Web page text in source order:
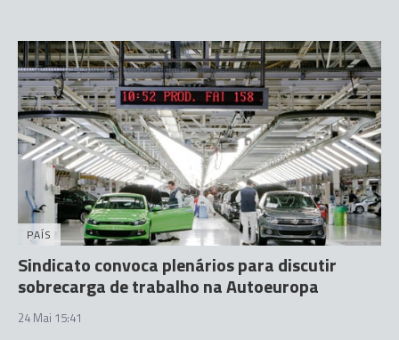
PAÍS
Sindicato convoca plenários para discutir
sobrecarga de trabalho na Autoeuropa
24 Mai 15:41